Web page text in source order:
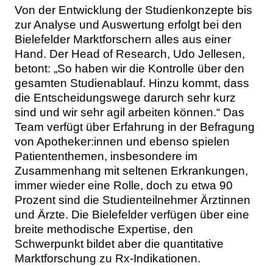
Von der Entwicklung der Studienkonzepte bis
zur Analyse und Auswertung erfolgt bei den
Bielefelder Marktforschern alles aus einer
Hand. Der Head of Research, Udo Jellesen,
betont: „So haben wir die Kontrolle über den
gesamten Studienablauf. Hinzu kommt, dass
die Entscheidungswege darurch sehr kurz
sind und wir sehr agil arbeiten können.“ Das
Team verfügt über Erfahrung in der Befragung
von Apotheker:innen und ebenso spielen
Patiententhemen, insbesondere im
Zusammenhang mit seltenen Erkrankungen,
immer wieder eine Rolle, doch zu etwa 90
Prozent sind die Studienteilnehmer Ärztinnen
und Ärzte. Die Bielefelder verfügen über eine
breite methodische Expertise, den
Schwerpunkt bildet aber die quantitative
Marktforschung zu Rx-Indikationen.